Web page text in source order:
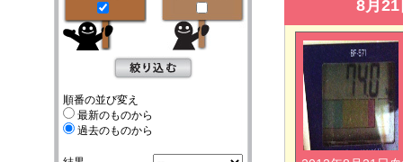
順番の並び変え
最新のものから
過去のものから
8月21